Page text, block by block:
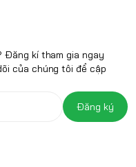
Đăng kí tham gia ngay
của chúng tôi để cập
Đăng ký